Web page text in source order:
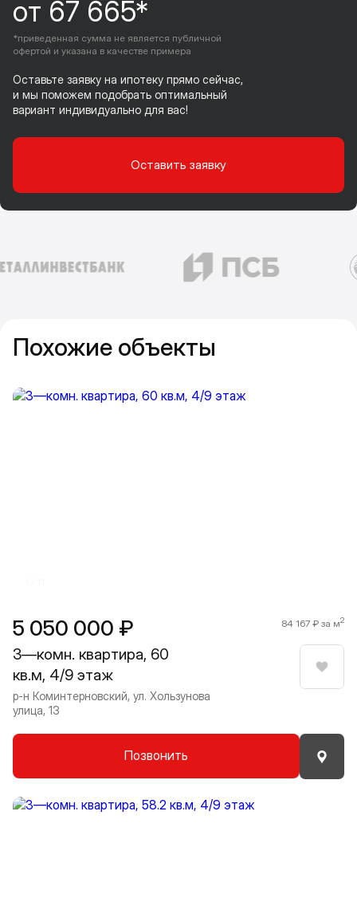
от 67 665*
*приведенная сумма не является публичной
офертой и указана в качестве примера
Оставьте заявку на ипотеку прямо сейчас,
и мы поможем подобрать оптимальный
вариант индивидуально для вас!
Оставить заявку
Похожие объекты
5 050 000 ₽ 84 167 ₽ за м2
3—комн. квартира, 60
кв.м, 4/9 этаж
р-н Коминтерновский, ул. Хользунова
улица, 13
Позвонить